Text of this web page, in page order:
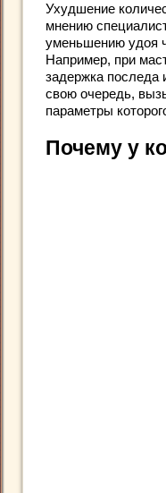
Ухудшение
мнению
уменьшению удоя
Например, при
задержка последа
свою очередь,
параметры
Почему у